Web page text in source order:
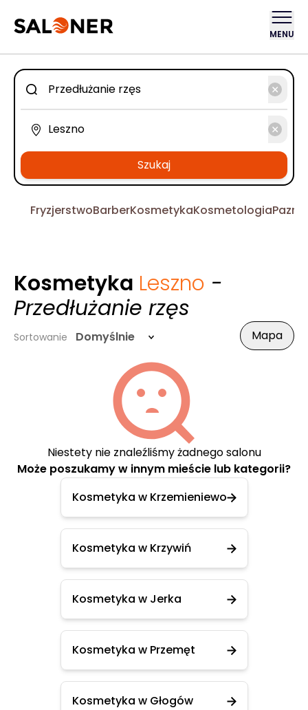
MENU
Szukaj
FryzjerstwoBarberKosmetykaKosmetologia
Kosmetyka Leszno -
Przedłużanie rzęs
Sortowanie Domyślnie Mapa
Niestety nie znaleźliśmy żadnego salonu
Może poszukamy w innym mieście lub kategorii?
Kosmetyka w Krzemieniewo
Kosmetyka w Krzywiń
Kosmetyka w Jerka
Kosmetyka w Przemęt
Kosmetyka w Głogów